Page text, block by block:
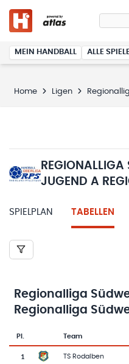
MEIN HANDBALL ALLE
Home Ligen Regionalliga
JUGEND A
SPIELPLAN TABELLEN
Regionalliga
Regionalliga
Tabelle mit Vereinsplatzierungen,
Pl.
Team-Logo
Team
1 TS Rodalben